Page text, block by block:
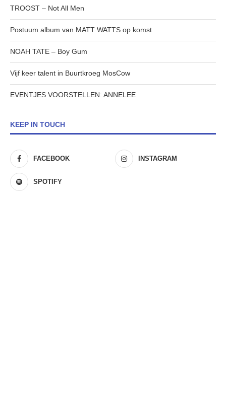
TROOST – Not All Men
Postuum album van MATT WATTS op komst
NOAH TATE – Boy Gum
Vijf keer talent in Buurtkroeg MosCow
EVENTJES VOORSTELLEN: ANNELEE
KEEP IN TOUCH
FACEBOOK INSTAGRAM
SPOTIFY